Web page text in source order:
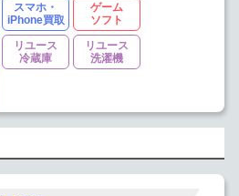
スマホ・
iPhone買取
ゲーム
ソフト
リユース
冷蔵庫
リユース
洗濯機